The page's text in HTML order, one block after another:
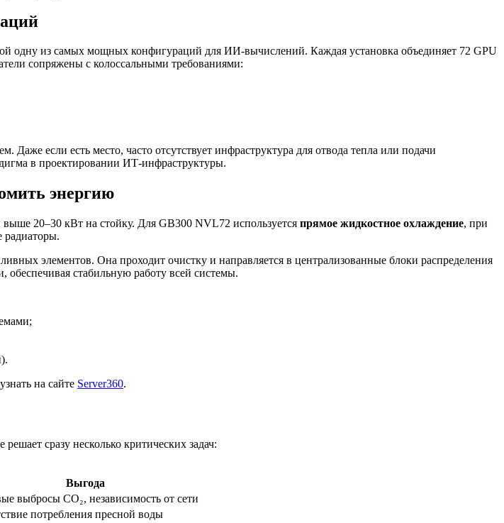
одну из самых мощных конфигураций для ИИ-вычислений. Каждая установка объединяет 72 GPU
сопряжены с колоссальными требованиями:
если есть место, часто отсутствует инфраструктура для отвода тепла или подачи
в проектировании ИТ-инфраструктуры.
энергию
20–30 кВт на стойку. Для GB300 NVL72 используется прямое жидкостное охлаждение, при
радиаторы.
элементов. Она проходит очистку и направляется в централизованные блоки распределения
обеспечивая стабильную работу всей системы.
на сайте Server360.
сразу несколько критических задач:
Выгода
выбросы CO₂, независимость от сети
потребления пресной воды